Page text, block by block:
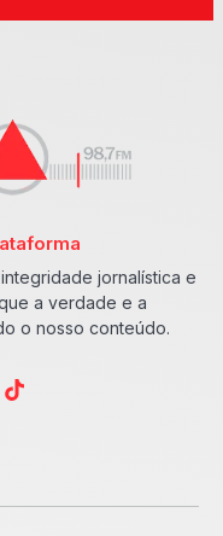
jornalística e
a verdade e a
o nosso conteúdo.